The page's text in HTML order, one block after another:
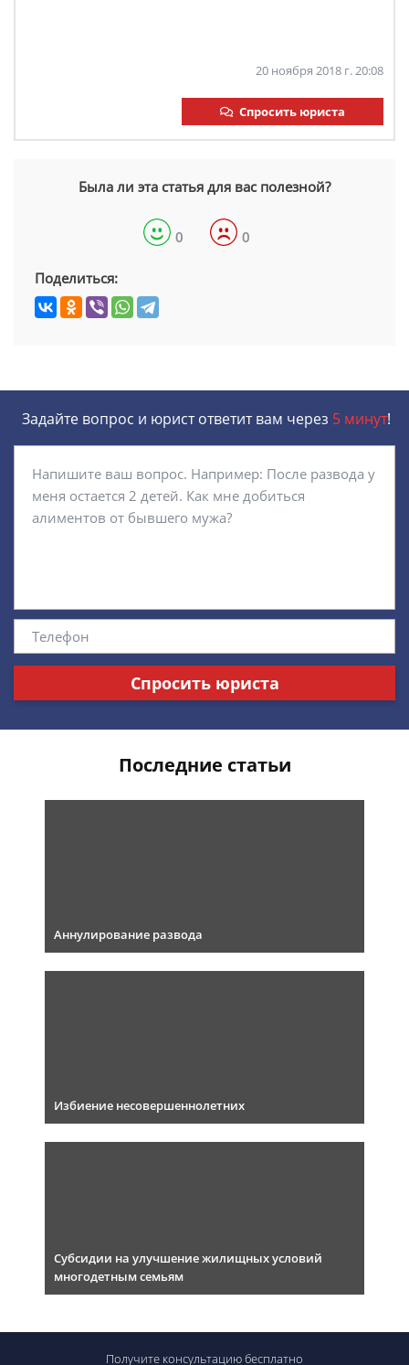
20 ноября 2018 г. 20:08
Спросить юриста
Была ли эта статья для вас полезной?
0 0
Поделиться:
Задайте вопрос и юрист ответит вам через 5 минут!
Спросить юриста
Последние статьи
Аннулирование развода
Избиение несовершеннолетних
Субсидии на улучшение жилищных условий
многодетным семьям
Получите консультациюбесплатно